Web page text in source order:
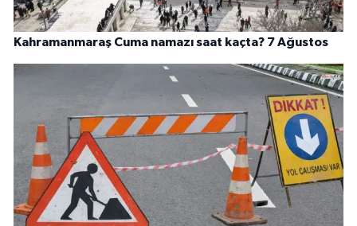
Kahramanmaraş Cuma namazı saat kaçta? 7 Ağustos